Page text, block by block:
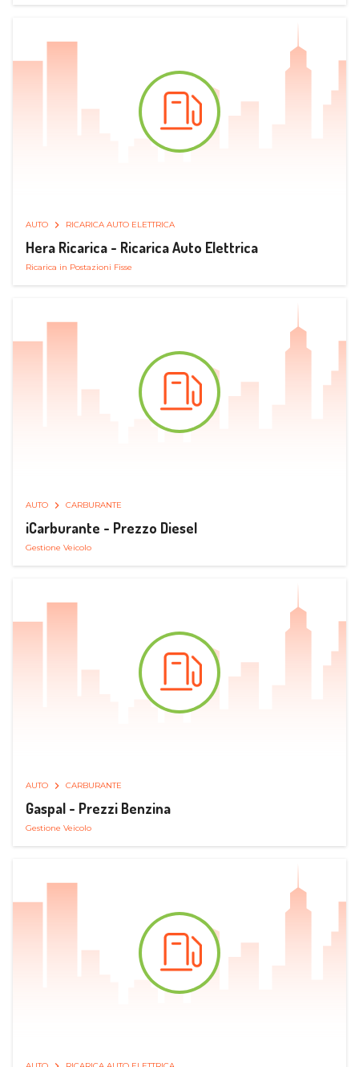
AUTO RICARICA AUTO ELETTRICA
Hera Ricarica - Ricarica Auto Elettrica
Ricarica in Postazioni Fisse
AUTO CARBURANTE
iCarburante - Prezzo Diesel
Gestione Veicolo
AUTO CARBURANTE
Gaspal - Prezzi Benzina
Gestione Veicolo